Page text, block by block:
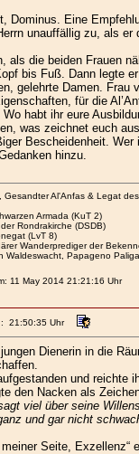
Dominus. Eine
unauffällig zu, als
als die beiden Frauen
bis Fuß. Dann legte
gelehrte Damen.
für die
Wo habt ihr eure
was zeichnet euch
Bescheidenheit.
hinzu.
Al'Anfas & Legat
Armada (KuT 2)
Rondrakirche (DSDB)
(LvT 8)
Wanderprediger der
Waldeswacht, Papageno
11 May 2014 21:21:16 Uhr
21:50:35 Uhr
Dienerin in die
und
den Nacken als
viel über seine
und gar nicht
Seite,